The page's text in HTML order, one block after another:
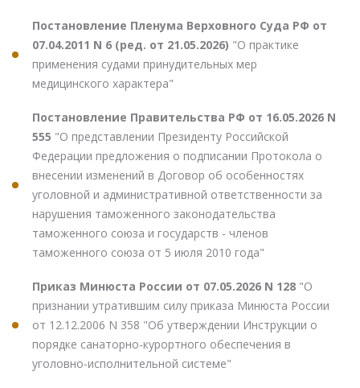
Постановление Пленума Верховного Суда РФ от
07.04.2011 N 6 (ред. от 21.05.2026) "О практике
применения судами принудительных мер
медицинского характера"
Постановление Правительства РФ от 16.05.2026 N
555 "О представлении Президенту Российской
Федерации предложения о подписании Протокола о
внесении изменений в Договор об особенностях
уголовной и административной ответственности за
нарушения таможенного законодательства
таможенного союза и государств - членов
таможенного союза от 5 июля 2010 года"
Приказ Минюста России от 07.05.2026 N 128 "О
признании утратившим силу приказа Минюста России
от 12.12.2006 N 358 "Об утверждении Инструкции о
порядке санаторно-курортного обеспечения в
уголовно-исполнительной системе"